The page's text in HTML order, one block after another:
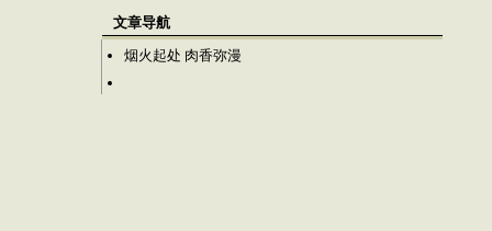
文章导航
烟火起处 肉香弥漫